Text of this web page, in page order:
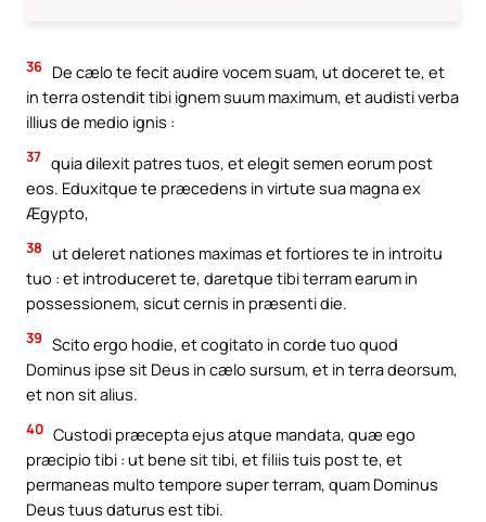
36 De cælo te fecit audire vocem suam, ut doceret te, et
in terra ostendit tibi ignem suum maximum, et audisti verba
illius de medio ignis :
37 quia dilexit patres tuos, et elegit semen eorum post
eos. Eduxitque te præcedens in virtute sua magna ex
Ægypto,
38 ut deleret nationes maximas et fortiores te in introitu
tuo : et introduceret te, daretque tibi terram earum in
possessionem, sicut cernis in præsenti die.
39 Scito ergo hodie, et cogitato in corde tuo quod
Dominus ipse sit Deus in cælo sursum, et in terra deorsum,
et non sit alius.
40 Custodi præcepta ejus atque mandata, quæ ego
præcipio tibi : ut bene sit tibi, et filiis tuis post te, et
permaneas multo tempore super terram, quam Dominus
Deus tuus daturus est tibi.